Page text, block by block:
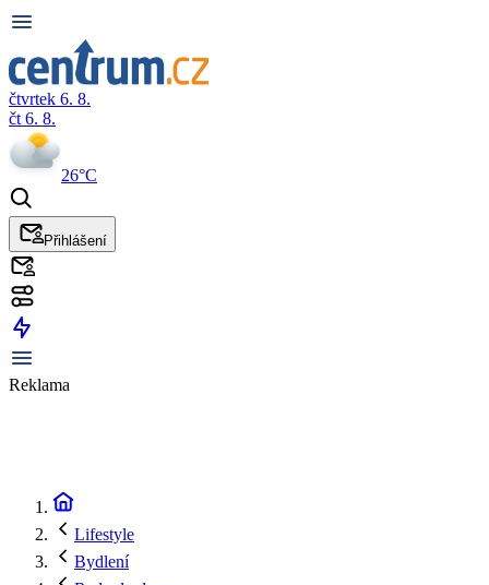
čtvrtek 6. 8.
čt 6. 8.
26°C
Přihlášení
Reklama
Lifestyle
Bydlení